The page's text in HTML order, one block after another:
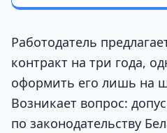
Работодатель
контракт на три года,
оформить его лишь на
Возникает вопрос:
по законодательству